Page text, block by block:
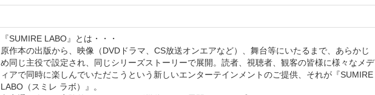
『SUMIRE LABO』とは・・・
原作本の出版から、映像（DVDドラマ、CS放送オンエアなど）、舞台等にいたるまで、あらかじ
め同じ主役で設定され、同じシリーズストーリーで展開。読者、視聴者、観客の皆様に様々なメデ
ィアで同時に楽しんでいただこうという新しいエンターテインメントのご提供、それが『SUMIRE
LABO（スミレ ラボ）』。